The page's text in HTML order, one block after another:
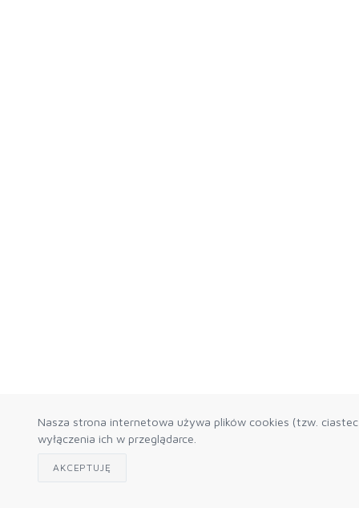
Nasza strona internetowa używa plików cookies (tzw.
wyłączenia ich w przeglądarce.
AKCEPTUJĘ